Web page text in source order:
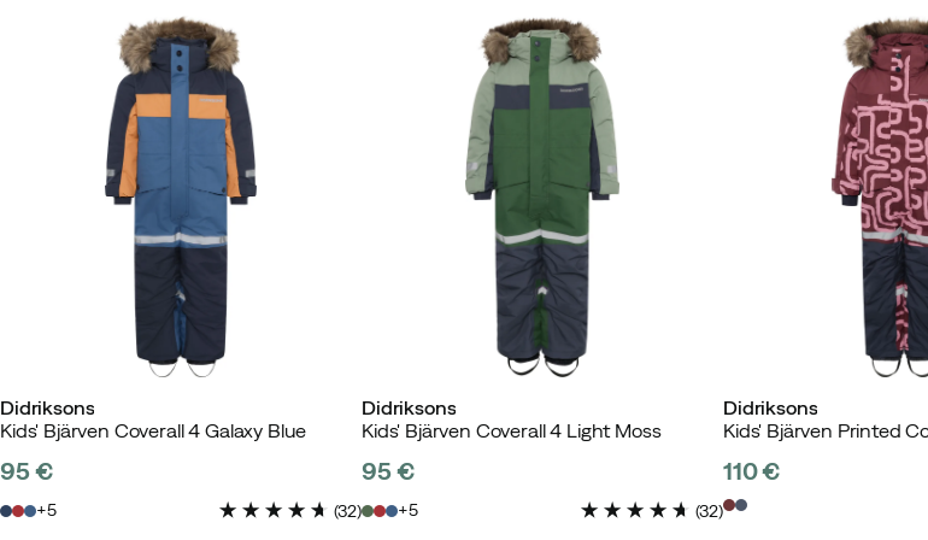
Taillenregulierung:Ja
Wasserabweisend:Ja
:10000 mm
Windabweisend
: 140 g/m²
Hergestellt in
: Bangladesch
Größenratgeber
Didriksons
Kids' Bjärven Coverall 4 Galaxy Blue
95 €
5 (32)
Didriksons
Kids' Bjärven Coverall 4 Light Moss
95 €
5 (32)
Didriksons
price
110 €